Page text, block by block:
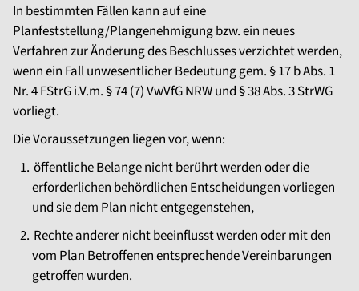
In bestimmten Fällen kann auf eine
Planfeststellung/Plangenehmigung bzw. ein neues
Verfahren zur Änderung des Beschlusses verzichtet werden,
wenn ein Fall unwesentlicher Bedeutung gem. § 17 b Abs. 1
Nr. 4 FStrG i.V.m. § 74 (7) VwVfG NRW und § 38 Abs. 3 StrWG
vorliegt.
Die Voraussetzungen liegen vor, wenn:
öffentliche Belange nicht berührt werden oder die
erforderlichen behördlichen Entscheidungen vorliegen
und sie dem Plan nicht entgegenstehen,
Rechte anderer nicht beeinflusst werden oder mit den
vom Plan Betroffenen entsprechende Vereinbarungen
getroffen wurden.